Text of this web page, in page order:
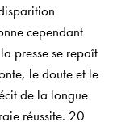
cependant
presse se repaît
le doute et le
de la longue
réussite. 20